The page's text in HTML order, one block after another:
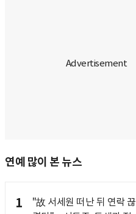
연예 많이 본 뉴스
1
"故 서세원 떠난 뒤 연락 끊